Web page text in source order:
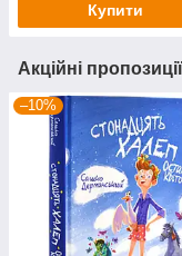
Купити
Акційні
–10%